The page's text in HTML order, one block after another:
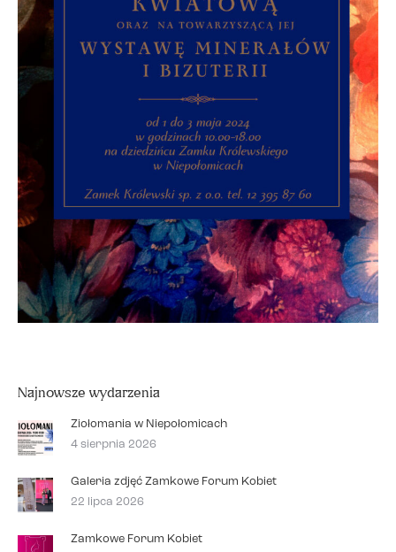
Najnowsze wydarzenia
Ziołomania w Niepołomicach
4 sierpnia 2026
Galeria zdjęć Zamkowe Forum Kobiet
22 lipca 2026
Zamkowe Forum Kobiet